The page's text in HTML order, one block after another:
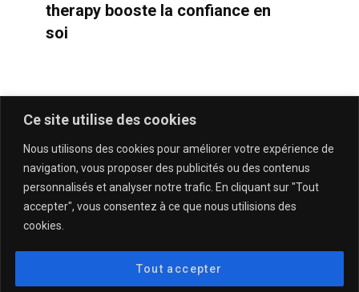
Ce site utilise des cookies
Nous utilisons des cookies pour améliorer votre expérience de
navigation, vous proposer des publicités ou des contenus
personnalisés et analyser notre trafic. En cliquant sur "Tout
accepter", vous consentez à ce que nous utilisions des
cookies.
Tout accepter
therapy booste la confiance en
soi